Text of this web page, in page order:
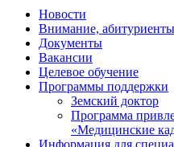
Новости
Внимание,
Документы
Вакансии
Целевое обучение
Программы поддержки
Земский доктор
Программа
«Медицинские
Информация для